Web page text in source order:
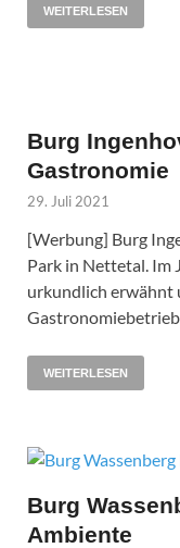
WEITERLESEN
Burg
Gastronomie
29. Juli 2021
[Werbung] Burg
Park in Nettetal. Im
urkundlich erwähnt
WEITERLESEN
Burg
Ambiente